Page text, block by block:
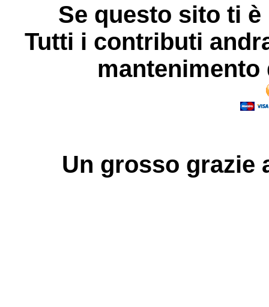
Se questo sito ti
Tutti i contributi
Un grosso grazie